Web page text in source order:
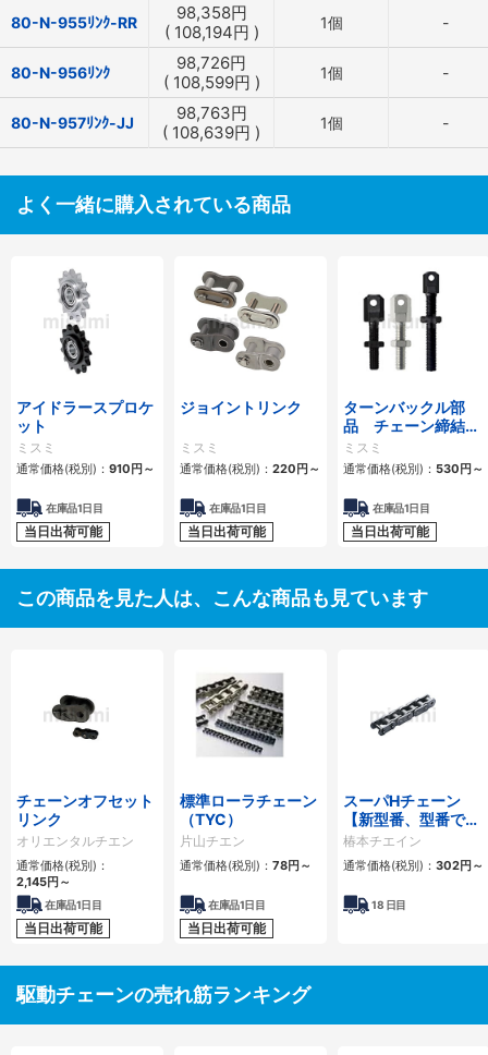
80-N-955ﾘﾝｸ-RR 98,358円
( 108,194円 ) 1個 -
80-N-956ﾘﾝｸ 98,726円
( 108,599円 ) 1個 -
80-N-957ﾘﾝｸ-JJ 98,763円
( 108,639円 ) 1個 -
よく一緒に購入されている商品
アイドラースプロケ
ット
ミスミ
通常価格(税別)： 910円～
在庫品1日目
当日出荷可能
ジョイントリンク
ミスミ
通常価格(税別)： 220円～
在庫品1日目
当日出荷可能
ターンバックル部
品 チェーン締結
用 スタンダードタ
イプ・ロングタイプ
ミスミ
通常価格(税別)： 530円～
在庫品1日目
当日出荷可能
この商品を見た人は、こんな商品も見ています
チェーンオフセット
リンク
オリエンタルチエン
通常価格(税別)：
2,145円～
在庫品1日目
当日出荷可能
標準ローラチェーン
（TYC）
片山チエン
通常価格(税別)： 78円～
在庫品1日目
当日出荷可能
スーパHチェーン
【新型番、型番でリ
ンク数指定】
椿本チエイン
通常価格(税別)： 302円～
18 日目
駆動チェーンの売れ筋ランキング